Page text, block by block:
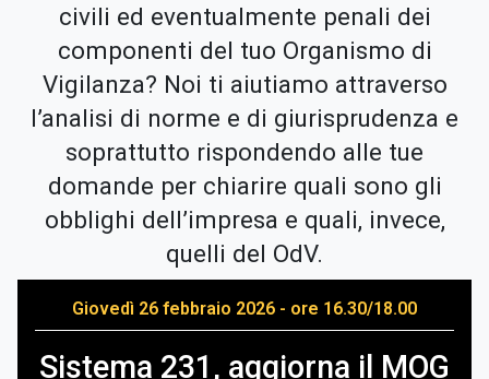
civili ed eventualmente penali dei
componenti del tuo Organismo di
Vigilanza? Noi ti aiutiamo attraverso
l’analisi di norme e di giurisprudenza e
soprattutto rispondendo alle tue
domande per chiarire quali sono gli
obblighi dell’impresa e quali, invece,
quelli del OdV.
Giovedì 26 febbraio 2026 - ore 16.30/18.00
Sistema 231, aggiorna il MOG